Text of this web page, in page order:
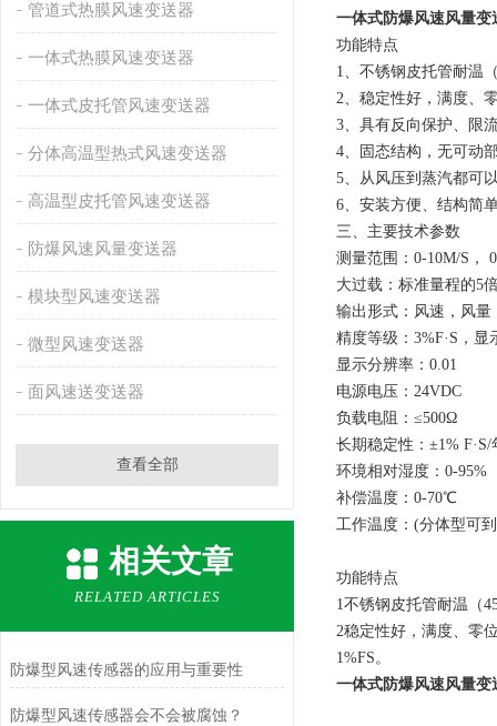
管道式热膜风速变送器
一体式热膜风速变送器
一体式皮托管风速变送器
分体高温型热式风速变送器
高温型皮托管风速变送器
防爆风速风量变送器
模块型风速变送器
微型风速变送器
面风速送变送器
查看全部
相关文章
RELATED ARTICLES
防爆型风速传感器的应用与重要性
防爆型风速传感器会不会被腐蚀？
一体式防爆风速风量变
功能特点
1、不锈钢皮托管耐温
2、稳定性好，满度、
3、具有反向保护、限
4、固态结构，无可动
5、从风压到蒸汽都可
6、安装方便、结构简
三、主要技术参数
测量范围：0-10M/S，
大过载：标准量程的5
输出形式：风速，风量
精度等级：3%F·S，显
显示分辨率：0.01
电源电压：24VDC
负载电阻：≤500Ω
长期稳定性：±1% F·S/
环境相对湿度：0-95%
补偿温度：0-70℃
工作温度：(分体型可
功能特点
1不锈钢皮托管耐温（
2稳定性好，满度、零
1%FS。
一体式防爆风速风量变